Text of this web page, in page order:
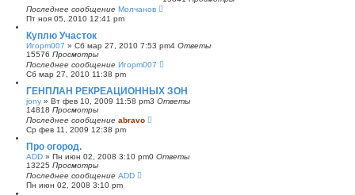
Последнее сообщение Молчанов
Пт ноя 05, 2010 12:41 pm
Куплю Участок
Игорm007 » Сб мар 27, 2010 7:53 pm4 Ответы
15576 Просмотры
Последнее сообщение Игорm007
Сб мар 27, 2010 11:38 pm
ГЕНПЛАН РЕКРЕАЦИОННЫХ ЗОН
jony » Вт фев 10, 2009 11:58 pm3 Ответы
14818 Просмотры
Последнее сообщение abravo
Ср фев 11, 2009 12:38 pm
Про огород.
ADD » Пн июн 02, 2008 3:10 pm0 Ответы
13225 Просмотры
Последнее сообщение ADD
Пн июн 02, 2008 3:10 pm